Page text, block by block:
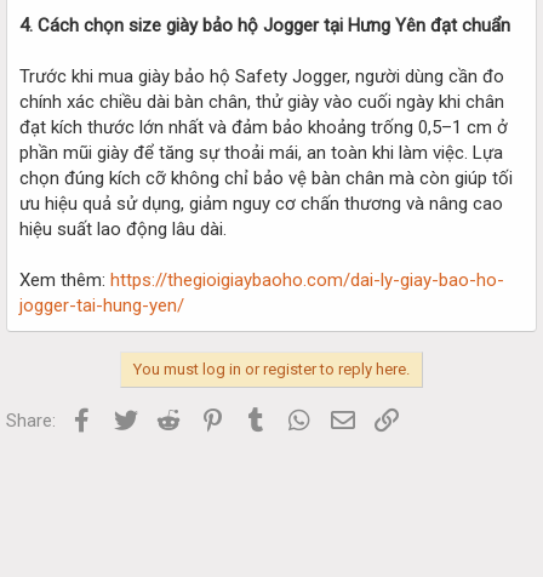
4. Cách chọn size giày bảo hộ Jogger tại Hưng Yên đạt chuẩn
Trước khi mua giày bảo hộ Safety Jogger, người dùng cần đo
chính xác chiều dài bàn chân, thử giày vào cuối ngày khi chân
đạt kích thước lớn nhất và đảm bảo khoảng trống 0,5–1 cm ở
phần mũi giày để tăng sự thoải mái, an toàn khi làm việc. Lựa
chọn đúng kích cỡ không chỉ bảo vệ bàn chân mà còn giúp tối
ưu hiệu quả sử dụng, giảm nguy cơ chấn thương và nâng cao
hiệu suất lao động lâu dài.
Xem thêm: https://thegioigiaybaoho.com/dai-ly-giay-bao-ho-
jogger-tai-hung-yen/
You must log in or register to reply here.
Share: Facebook
Twitter Reddit PinterestTumblr WhatsApp
Email